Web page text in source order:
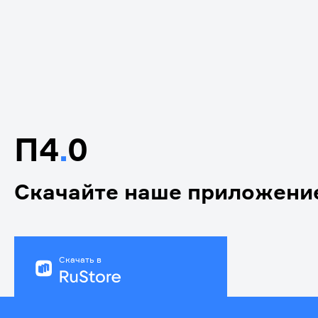
П4.0
Скачайте наше
Скачать в